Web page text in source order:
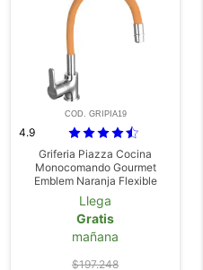
COD. GRIPIA19
4.9
Griferia Piazza Cocina
Monocomando Gourmet
Emblem Naranja Flexible
Llega
Gratis
mañana
$197.248